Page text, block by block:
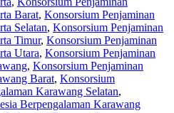
Barat, Konsorsium Penjaminan
Selatan, Konsorsium Penjaminan
Timur, Konsorsium Penjaminan
Utara, Konsorsium Penjaminan
, Konsorsium Penjaminan
Barat, Konsorsium
Karawang Selatan,
Berpengalaman Karawang